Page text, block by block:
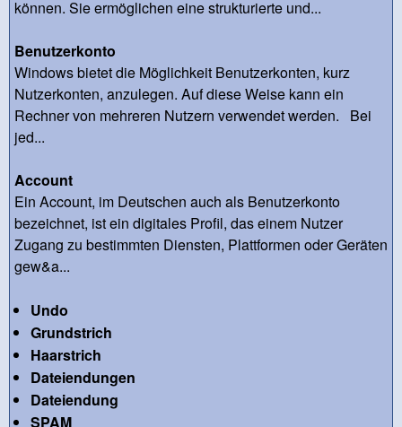
können. Sie ermöglichen eine strukturierte und...
Benutzerkonto
Windows bietet die Möglichkeit Benutzerkonten, kurz
Nutzerkonten, anzulegen. Auf diese Weise kann ein
Rechner von mehreren Nutzern verwendet werden. Bei
jed...
Account
Ein Account, im Deutschen auch als Benutzerkonto
bezeichnet, ist ein digitales Profil, das einem Nutzer
Zugang zu bestimmten Diensten, Plattformen oder Geräten
gew&a...
Undo
Grundstrich
Haarstrich
Dateiendungen
Dateiendung
SPAM